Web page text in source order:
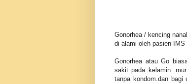
Gonorhea / kencing
di alami oleh pasien
Gonorhea atau Go
sakit pada kelamin
tanpa kondom.dan bagi